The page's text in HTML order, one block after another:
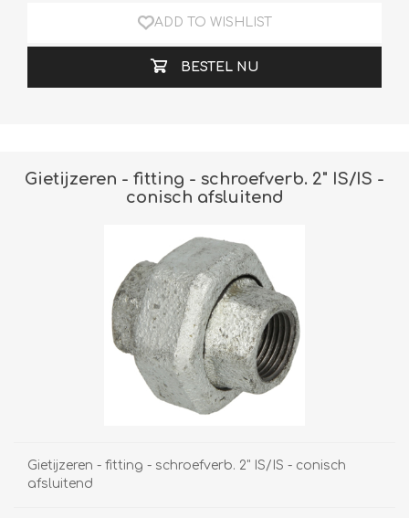
ADD TO WISHLIST
BESTEL NU
Gietijzeren - fitting - schroefverb. 2" IS/IS -
conisch afsluitend
Gietijzeren - fitting - schroefverb. 2" IS/IS - conisch
afsluitend